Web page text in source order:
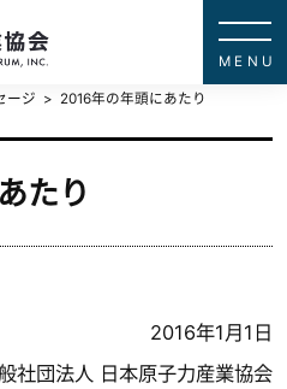
ージ 2016年の年頭にあたり
たり
2016年1月1日
社団法人 日本原子力産業協会